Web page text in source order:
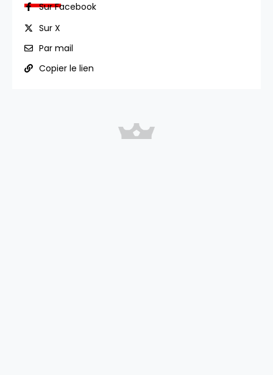
Sur Facebook
Sur X
Par mail
Copier le lien